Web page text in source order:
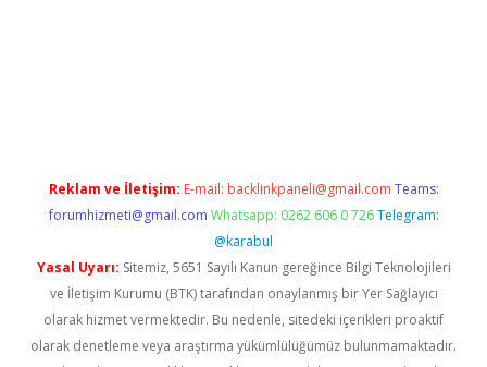
Reklam ve İletişim: E-mail: backlinkpaneli@gmail.com Teams:
forumhizmeti@gmail.com Whatsapp: 0262 606 0 726 Telegram:
@karabul
Yasal Uyarı: Sitemiz, 5651 Sayılı Kanun gereğince Bilgi Teknolojileri
ve İletişim Kurumu (BTK) tarafından onaylanmış bir Yer Sağlayıcı
olarak hizmet vermektedir. Bu nedenle, sitedeki içerikleri proaktif
olarak denetleme veya araştırma yükümlülüğümüz bulunmamaktadır.